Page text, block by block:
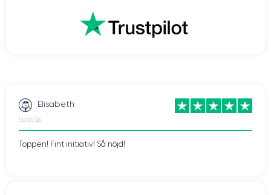
Elisabeth
13/07/26
Toppen! Fint initiativ! Så nöjd!